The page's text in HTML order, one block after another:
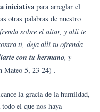
iniciativa para arreglar el
otras palabras de nuestro
sobre el altar, y allí te
ti, deja allí tu ofrenda
con tu hermano , y
Mateo 5, 23-24) .
la gracia de la humildad,
el que nos haya